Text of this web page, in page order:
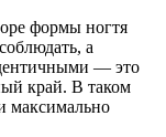
формы ногтя
а
— это
край. В таком
максимально